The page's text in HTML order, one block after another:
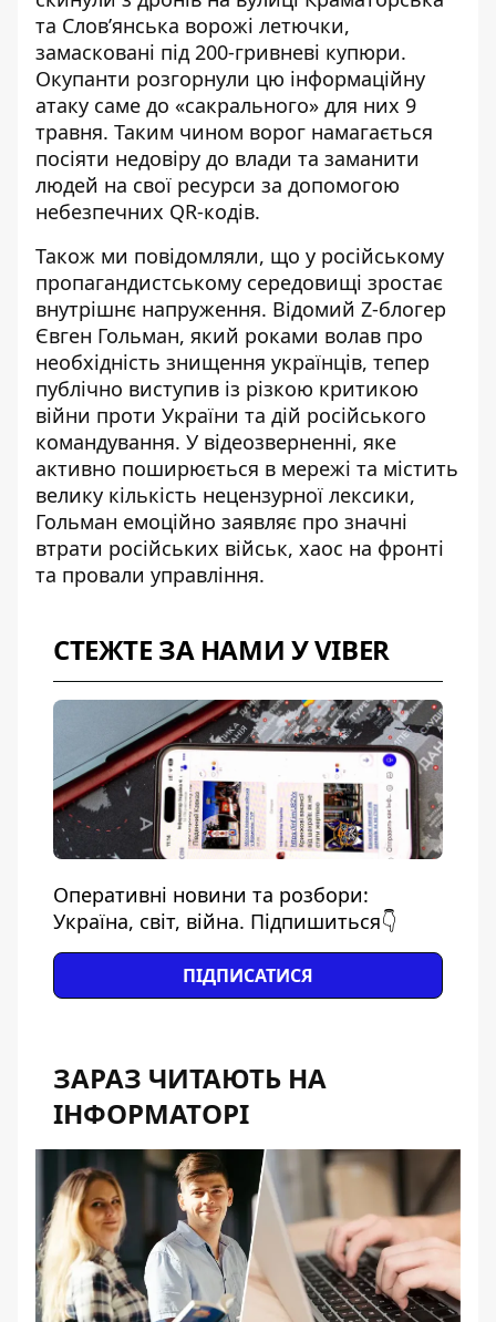
та Слов’янська ворожі летючки,
замасковані під 200-гривневі купюри.
Окупанти розгорнули цю інформаційну
атаку саме до «сакрального» для них 9
травня. Таким чином ворог намагається
посіяти недовіру до влади та заманити
людей на свої ресурси за допомогою
небезпечних QR-кодів.
Також ми повідомляли, що у російському
пропагандистському середовищі зростає
внутрішнє напруження. Відомий Z-блогер
Євген Гольман, який роками волав про
необхідність знищення українців, тепер
публічно виступив із різкою критикою
війни проти України та дій російського
командування. У відеозверненні, яке
активно поширюється в мережі та містить
велику кількість нецензурної лексики,
Гольман емоційно заявляє про значні
втрати російських військ, хаос на фронті
та провали управління.
СТЕЖТЕ ЗА НАМИ У VIBER
Оперативні новини та розбори:
Україна, світ, війна. Підпишиться👇
ПІДПИСАТИСЯ
ЗАРАЗ ЧИТАЮТЬ НА
ІНФОРМАТОРІ